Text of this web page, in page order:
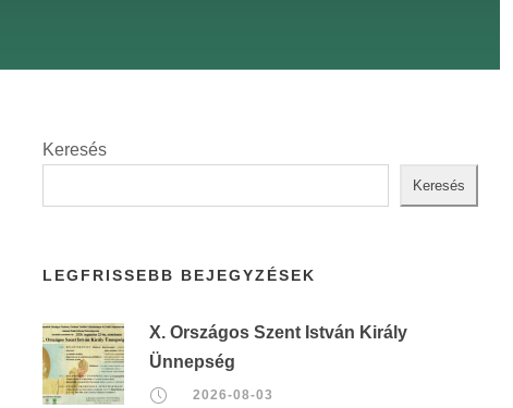
Keresés
Keresés
LEGFRISSEBB BEJEGYZÉSEK
X. Országos Szent István Király
Ünnepség
2026-08-03